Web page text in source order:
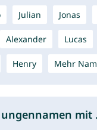
Julian Jonas
Alexander Lucas
Henry Mehr
mit